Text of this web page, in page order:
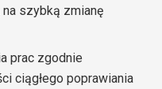
szybką zmianę
prac zgodnie
ciągłego poprawiania